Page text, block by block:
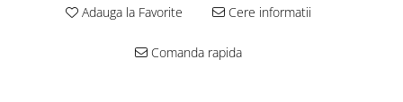
Adauga la Favorite Cere informatii
Comanda rapida